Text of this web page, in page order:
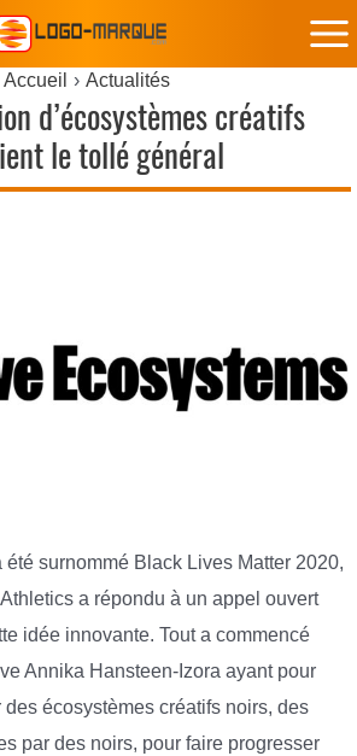
Accueil Actualités
d’écosystèmes créatifs
le tollé général
surnommé Black Lives Matter 2020,
Athletics a répondu à un appel ouvert
idée innovante. Tout a commencé
Annika Hansteen-Izora ayant pour
écosystèmes créatifs noirs, des
par des noirs, pour faire progresser